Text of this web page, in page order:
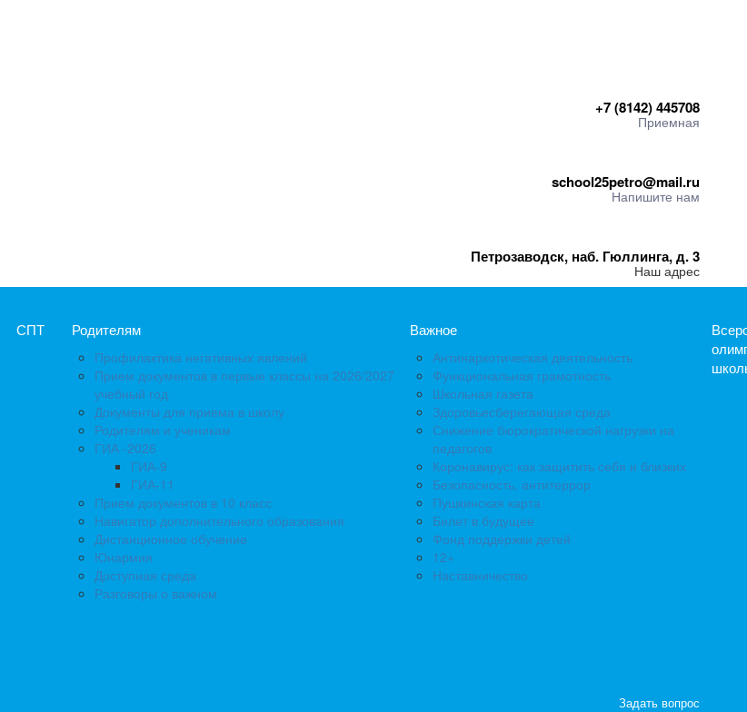
+7 (8142) 445708
Приемная
school25petro@mail.ru
Напишите нам
Петрозаводск, наб. Гюллинга, д. 3
Наш адрес
СПТ Родителям
Профилактика негативных явлений
Прием документов в первые классы на 2026/2027
учебный год
Документы для приема в школу
Родителям и ученикам
ГИА -2026
ГИА-9
ГИА-11
Прием документов в 10 класс
Навигатор дополнительного образования
Дистанционное обучение
Юнармия
Доступная среда
Разговоры о важном
Важное
Антинаркотическая деятельность
Функциональная грамотность
Школьная газета
Здоровьесберегающая среда
Снижение бюрократической нагрузки на
педагогов
Коронавирус: как защитить себя и близких
Безопасность, антитеррор
Пушкинская карта
Билет в будущее
Фонд поддержки детей
12+
Наставничество
Задать вопрос